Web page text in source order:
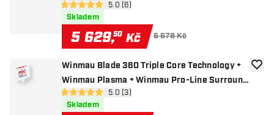
otevřít panel recenzí
5 hodnoticí hvězdičky
5.0 (6)
Skladem
5 629,50 Kč 5 678 Kč
Winmau Blade 360 Triple Core Technology +
Winmau Plasma + Winmau Pro-Line Surround
- Dartsetotevřít panel recenzí
5 hodnoticí hvězdičky
5.0 (3)
Skladem